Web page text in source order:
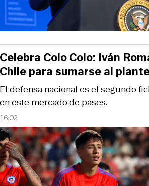
16:02
El defensa nacional es el segundo
en este mercado de pases.
Celebra Colo Colo: Iván
Chile para sumarse al